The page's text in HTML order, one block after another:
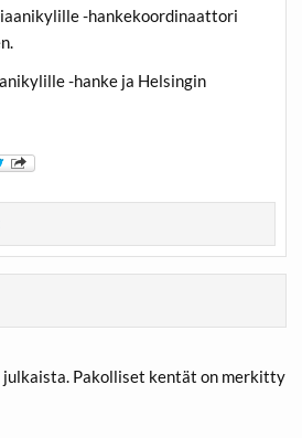
-hankekoordinaattori
-hanke ja Helsingin
Pakolliset kentät on merkitty